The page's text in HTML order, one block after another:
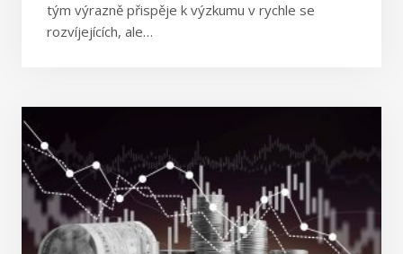
tým výrazně přispěje k výzkumu v rychle se
rozvíjejících, ale…